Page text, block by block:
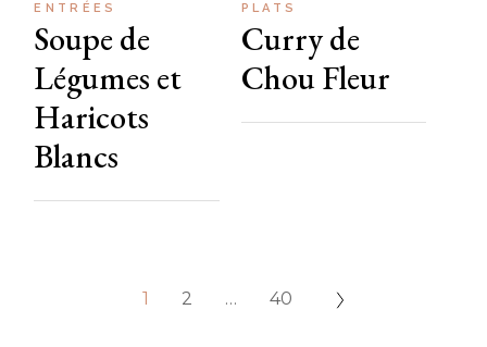
ENTRÉES
Soupe de
Légumes et
Haricots
Blancs
PLATS
Curry de
Chou Fleur
1 2 … 40